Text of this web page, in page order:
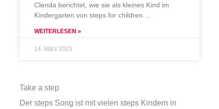
Clenda berichtet, wie sie als kleines Kind im
Kindergarten von steps for children
WEITERLESEN »
14. März 2025
Take a step
Der steps Song ist mit vielen steps Kindern in